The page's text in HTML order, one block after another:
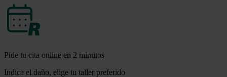
Pide tu cita online en 2 minutos
Indica el daño, elige tu taller preferido